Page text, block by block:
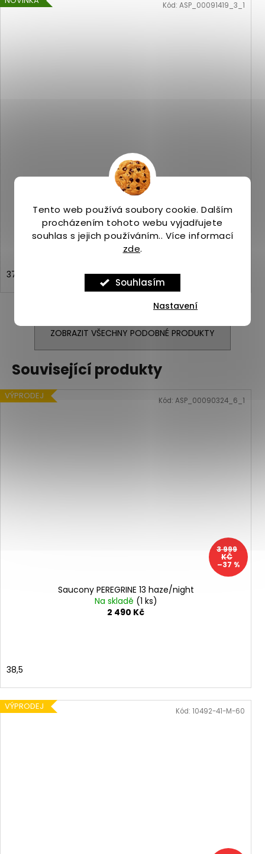
Tento web používá soubory cookie. Dalším
procházením tohoto webu vyjadřujete
souhlas s jejich používáním.. Více informací
zde.
Souhlasím
Nastavení
Merrell MORPHLITE cornflower/pear
Skladem(>5 ks)
2 239 Kč
37,5 38,5
Kód: ASP_00091419_3_1
ZOBRAZIT VŠECHNY PODOBNÉ PRODUKTY
Související produkty
VÝPRODEJ
3 999
KČ
–37 %
Saucony PEREGRINE 13 haze/night
Na skladě (1 ks)
2 490 Kč
38,5
Kód: ASP_00090324_6_1
VÝPRODEJ Kód: 10492-41-M-60